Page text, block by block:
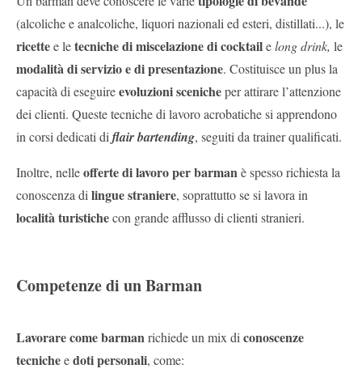
(alcoliche e analcoliche, liquori nazionali ed esteri, distillati...), le
ricettee letecniche di miscelazione di cocktailelong drink, le
modalità di servizio e di presentazione. Costituisce un plus la
capacità di eseguireevoluzioni scenicheper attirare l’attenzione
dei clienti. Queste tecniche di lavoro acrobatiche si apprendono
in corsi dedicati di flair bartending, seguiti da trainer qualificati.
Inoltre, nelleofferte di lavoro per barman è spesso richiesta la
conoscenza di lingue straniere, soprattutto se si lavora in
località turistichecon grande afflusso di clienti stranieri.
Competenze di un Barman
Lavorare come barman richiede un mix di conoscenze
tecnicheedoti personali, come: